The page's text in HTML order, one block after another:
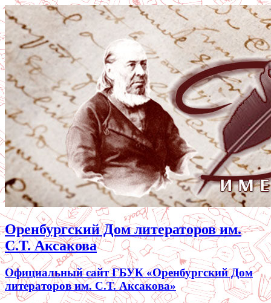
Оренбургский Дом литераторов им.
С.Т. Аксакова
Официальный сайт ГБУК «Оренбургский Дом
литераторов им. С.Т. Аксакова»